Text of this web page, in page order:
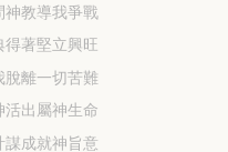
神教導我爭戰
得著堅立興旺
脫離一切苦難
活出屬神生命
謀成就神旨意